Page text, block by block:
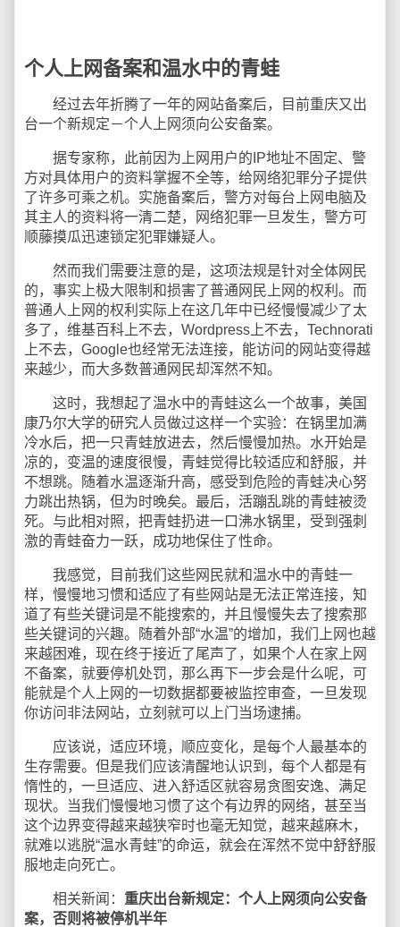
个人上网备案和温水中的青蛙
经过去年折腾了一年的网站备案后，目前重庆又出
台一个新规定－个人上网须向公安备案。
据专家称，此前因为上网用户的IP地址不固定、警
方对具体用户的资料掌握不全等，给网络犯罪分子提供
了许多可乘之机。实施备案后，警方对每台上网电脑及
其主人的资料将一清二楚，网络犯罪一旦发生，警方可
顺藤摸瓜迅速锁定犯罪嫌疑人。
然而我们需要注意的是，这项法规是针对全体网民
的，事实上极大限制和损害了普通网民上网的权利。而
普通人上网的权利实际上在这几年中已经慢慢减少了太
多了，维基百科上不去，Wordpress上不去，Technorati
上不去，Google也经常无法连接，能访问的网站变得越
来越少，而大多数普通网民却浑然不知。
这时，我想起了温水中的青蛙这么一个故事，美国
康乃尔大学的研究人员做过这样一个实验：在锅里加满
冷水后，把一只青蛙放进去，然后慢慢加热。水开始是
凉的，变温的速度很慢，青蛙觉得比较适应和舒服，并
不想跳。随着水温逐渐升高，感受到危险的青蛙决心努
力跳出热锅，但为时晚矣。最后，活蹦乱跳的青蛙被烫
死。与此相对照，把青蛙扔进一口沸水锅里，受到强刺
激的青蛙奋力一跃，成功地保住了性命。
我感觉，目前我们这些网民就和温水中的青蛙一
样，慢慢地习惯和适应了有些网站是无法正常连接，知
道了有些关键词是不能搜索的，并且慢慢失去了搜索那
些关键词的兴趣。随着外部“水温”的增加，我们上网也越
来越困难，现在终于接近了尾声了，如果个人在家上网
不备案，就要停机处罚，那么再下一步会是什么呢，可
能就是个人上网的一切数据都要被监控审查，一旦发现
你访问非法网站，立刻就可以上门当场逮捕。
应该说，适应环境，顺应变化，是每个人最基本的
生存需要。但是我们应该清醒地认识到，每个人都是有
惰性的，一旦适应、进入舒适区就容易贪图安逸、满足
现状。当我们慢慢地习惯了这个有边界的网络，甚至当
这个边界变得越来越狭窄时也毫无知觉，越来越麻木，
就难以逃脱“温水青蛙”的命运，就会在浑然不觉中舒舒服
服地走向死亡。
相关新闻： 重庆出台新规定：个人上网须向公安备
案，否则将被停机半年